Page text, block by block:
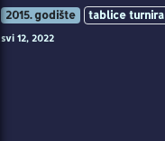
2015. godište tablice turnira
svi 12, 2022